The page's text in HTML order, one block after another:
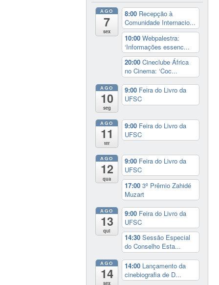
AGO
7
sex
8:00 Recepção à
Comunidade Internacio...
10:00Webpalestra:
‘Informações essenc...
20:00Cineclube África
no Cinema: ‘Coc...
AGO
10
seg
9:00 Feira do Livro da
UFSC
AGO
11
ter
9:00 Feira do Livro da
UFSC
AGO
12
qua
9:00 Feira do Livro da
UFSC
17:003º Prêmio Zahidé
Muzart
AGO
13
qui
9:00 Feira do Livro da
UFSC
14:30Sessão Especial
do Conselho Esta...
AGO
14
sex
14:00 Lançamento da
cinebiografia de D...